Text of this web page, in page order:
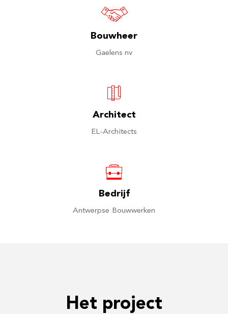
Bouwheer
Gaelens nv
Architect
EL-Architects
Bedrijf
Antwerpse Bouwwerken
Het project